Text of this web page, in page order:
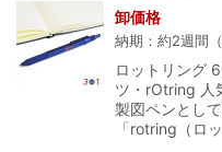
卸価格
納期：約2週間
ロットリング
ツ・rOtring 人
製図ペンとし
「rotring（ロ